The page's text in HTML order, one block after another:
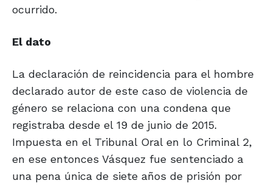
ocurrido.
El dato
La declaración de reincidencia para el hombre
declarado autor de este caso de violencia de
género se relaciona con una condena que
registraba desde el 19 de junio de 2015.
Impuesta en el Tribunal Oral en lo Criminal 2,
en ese entonces Vásquez fue sentenciado a
una pena única de siete años de prisión por